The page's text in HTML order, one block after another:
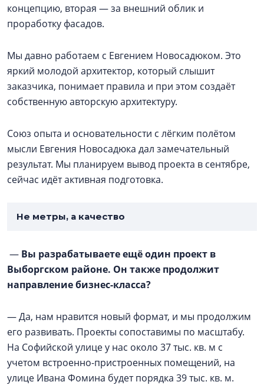
концепцию, вторая — за внешний облик и
проработку фасадов.
Мы давно работаем с Евгением Новосадюком. Это
яркий молодой архитектор, который слышит
заказчика, понимает правила и при этом создаёт
собственную авторскую архитектуру.
Союз опыта и основательности с лёгким полётом
мысли Евгения Новосадюка дал замечательный
результат. Мы планируем вывод проекта в сентябре,
сейчас идёт активная подготовка.
Не метры, а качество
— Вы разрабатываете ещё один проект в
Выборгском районе. Он также продолжит
направление бизнес-класса?
— Да, нам нравится новый формат, и мы продолжим
его развивать. Проекты сопоставимы по масштабу.
На Софийской улице у нас около 37 тыс. кв. м с
учетом встроенно-пристроенных помещений, на
улице Ивана Фомина будет порядка 39 тыс. кв. м.